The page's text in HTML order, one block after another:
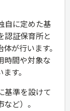
自に定めた基
認証保育所と
が行います。
時間や対象な
す。
基準を設けて
ど）。